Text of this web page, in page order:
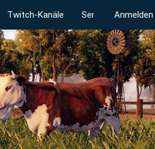
Twitch-Kanäle ServerstatusAnmelden